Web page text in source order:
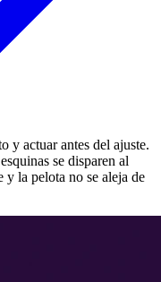
y actuar antes del ajuste.
se disparen al
la pelota no se aleja de